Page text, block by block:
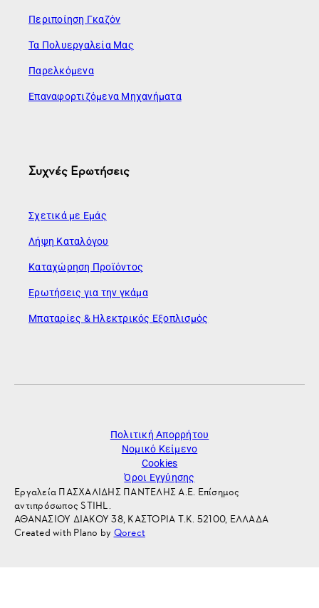
Περιποίηση Γκαζόν
Τα Πολυεργαλεία Μας
Παρελκόμενα
Επαναφορτιζόμενα Μηχανήματα
Συχνές Ερωτήσεις
Σχετικά με Εμάς
Λήψη Καταλόγου
Καταχώρηση Προϊόντος
Ερωτήσεις για την γκάμα
Μπαταρίες & Ηλεκτρικός Εξοπλισμός
Πολιτική Απορρήτου
Νομικό Κείμενο
Cookies
Όροι Εγγύησης
Εργαλεία ΠΑΣΧΑΛΙΔΗΣ ΠΑΝΤΕΛΗΣ Α.Ε. Επίσημος
αντιπρόσωπος STIHL.
ΑΘΑΝΑΣΙΟΥ ΔΙΑΚΟΥ 38, ΚΑΣΤΟΡΙΑ Τ.Κ. 52100, ΕΛΛΑΔΑ
Created with Plano by Qorect